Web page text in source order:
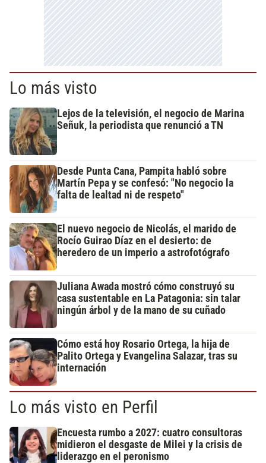
Lo más visto
Lejos de la televisión, el negocio de Marina
Señuk, la periodista que renunció a TN
Desde Punta Cana, Pampita habló sobre
Martín Pepa y se confesó: "No negocio la
falta de lealtad ni de respeto"
El nuevo negocio de Nicolás, el marido de
Rocío Guirao Díaz en el desierto: de
heredero de un imperio a astrofotógrafo
Juliana Awada mostró cómo construyó su
casa sustentable en La Patagonia: sin talar
ningún árbol y de la mano de su cuñado
Cómo está hoy Rosario Ortega, la hija de
Palito Ortega y Evangelina Salazar, tras su
internación
Lo más visto en Perfil
Encuesta rumbo a 2027: cuatro consultoras
midieron el desgaste de Milei y la crisis de
liderazgo en el peronismo